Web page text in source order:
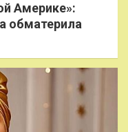
Америке»:
обматерила